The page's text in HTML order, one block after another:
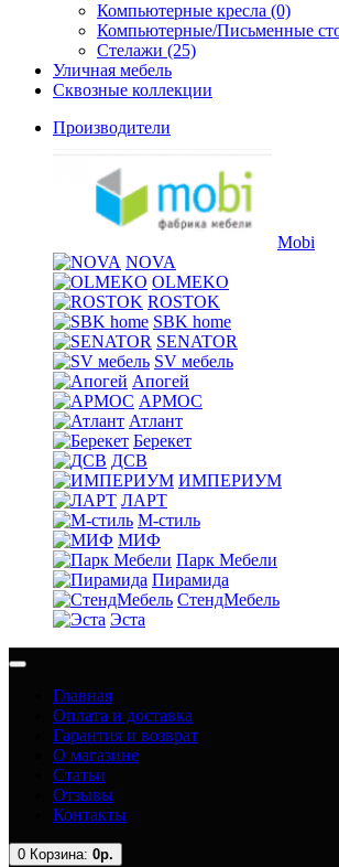
Компьютерные кресла (0)
Компьютерные/Письменные
Стелажи (25)
Уличная мебель
Сквозные коллекции
Производители
Mobi
NOVA
OLMEKO
ROSTOK
SBK home
SENATOR
SV мебель
Апогей
АРМОС
Атлант
Берекет
ДСВ
ИМПЕРИУМ
ЛАРТ
М-стиль
МИФ
Парк Мебели
Пирамида
СтендМебель
Эста
Главная
Оплата и доставка
Гарантия и возврат
О магазине
Статьи
Отзывы
Контакты
0 Корзина: 0р.